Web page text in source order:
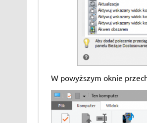
W powyższym oknie